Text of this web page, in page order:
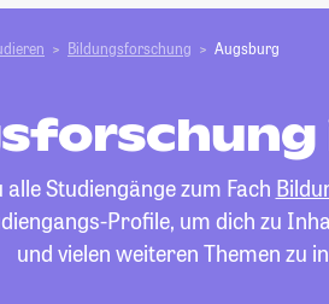
Bildungsforschung Augsburg
Studiengänge zum Fach
Profile, um dich zu
und vielen weiteren Themen zu